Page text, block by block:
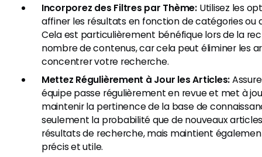
Incorporez des Filtres par Thème: Utilisez les
affiner les résultats en fonction de catégories ou
Cela est particulièrement bénéfique lors de la
nombre de contenus, car cela peut éliminer les
concentrer votre recherche.
Mettez Régulièrement à Jour les Articles:
équipe passe régulièrement en revue et met à
maintenir la pertinence de la base de
seulement la probabilité que de nouveaux
résultats de recherche, mais maintient
précis et utile.